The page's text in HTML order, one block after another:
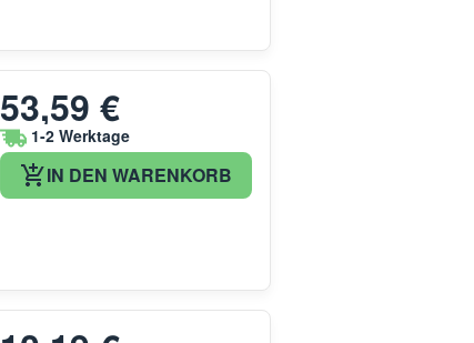
53,59 €
1-2 Werktage
IN DEN WARENKORB